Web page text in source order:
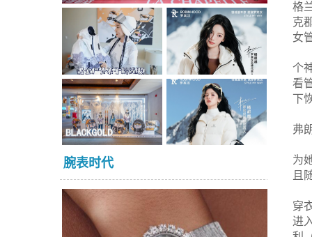
腕表时代
格
克
女
个
看
下
弗
为
且
穿
进